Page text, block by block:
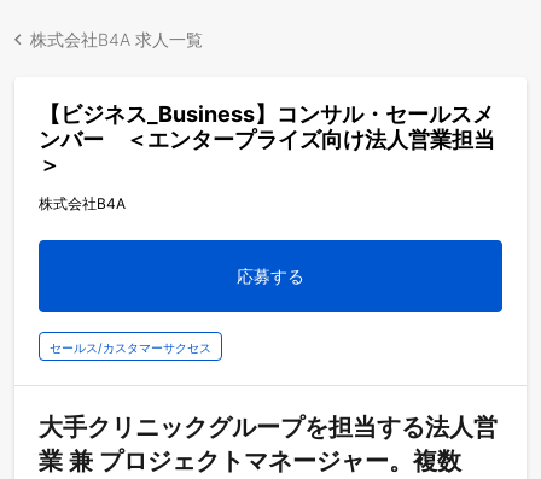
株式会社B4A 求人一覧
【ビジネス_Business】コンサル・セールスメ
ンバー ＜エンタープライズ向け法人営業担当
＞
株式会社B4A
応募する
セールス/カスタマーサクセス
大手クリニックグループを担当する法人営
業 兼 プロジェクトマネージャー。複数